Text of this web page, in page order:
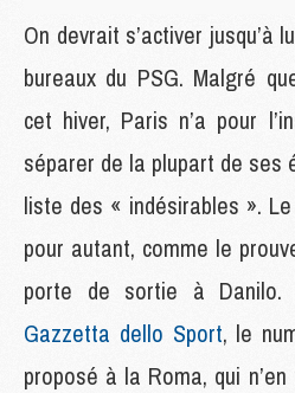
On devrait s’activer jusqu’à
bureaux du PSG. Malgré
cet hiver, Paris n’a pour
séparer de la plupart de ses
liste des « indésirables ».
pour autant, comme le
porte de sortie à Danilo.
Gazzetta dello Sport, le
proposé à la Roma, qui